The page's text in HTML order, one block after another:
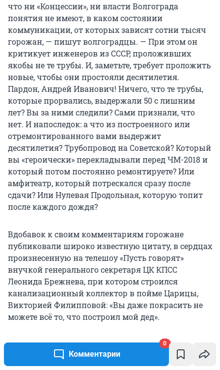
Комментарии
0
что ни «Концессии», ни власти Волгограда
понятия не имеют, в каком состоянии
коммуникации, от которых зависят сотни тысяч
горожан, — пишут волгоградцы. — При этом он
критикует инженеров из СССР, проложивших
якобы не те трубы. И, заметьте, требует проложить
новые, чтобы они простояли десятилетия.
Пардон, Андрей Иванович! Ничего, что те трубы,
которые прорвались, выдержали 50 с лишним
лет? Вы за ними следили? Сами признали, что
нет. И напоследок: а что из построенного или
отремонтированного вами выдержит
десятилетия? Трубопровод на Советской? Который
вы «героически» перекладывали перед ЧМ-2018 и
который потом постоянно ремонтируете? Или
амфитеатр, который потрескался сразу после
сдачи? Или Нулевая Продольная, которую топит
после каждого дождя?
Вдобавок к своим комментариям горожане
публиковали широко известную цитату, в сердцах
произнесенную на телешоу «Пусть говорят»
внучкой генерального секретаря ЦК КПСС
Леонида Брежнева, при котором строился
канализационный коллектор в пойме Царицы,
Викторией Филипповой: «Вы даже покрасить не
можете всё то, что построил мой дед».